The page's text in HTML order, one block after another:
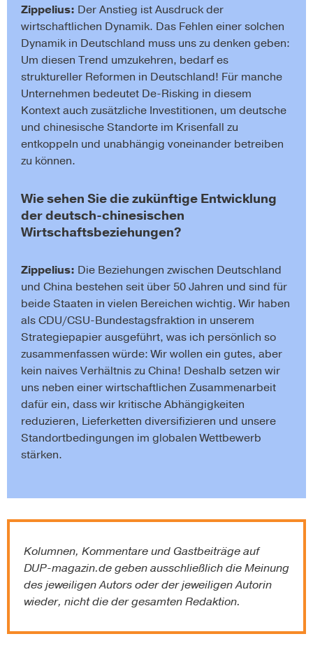
Zippelius: Der Anstieg ist Ausdruck der
wirtschaftlichen Dynamik. Das Fehlen einer solchen
Dynamik in Deutschland muss uns zu denken geben:
Um diesen Trend umzukehren, bedarf es
struktureller Reformen in Deutschland! Für manche
Unternehmen bedeutet De-Risking in diesem
Kontext auch zusätzliche Investitionen, um deutsche
und chinesische Standorte im Krisenfall zu
entkoppeln und unabhängig voneinander betreiben
zu können.
Wie sehen Sie die zukünftige Entwicklung
der deutsch-chinesischen
Wirtschaftsbeziehungen?
Zippelius: Die Beziehungen zwischen Deutschland
und China bestehen seit über 50 Jahren und sind für
beide Staaten in vielen Bereichen wichtig. Wir haben
als CDU/CSU-Bundestagsfraktion in unserem
Strategiepapier ausgeführt, was ich persönlich so
zusammenfassen würde: Wir wollen ein gutes, aber
kein naives Verhältnis zu China! Deshalb setzen wir
uns neben einer wirtschaftlichen Zusammenarbeit
dafür ein, dass wir kritische Abhängigkeiten
reduzieren, Lieferketten diversifizieren und unsere
Standortbedingungen im globalen Wettbewerb
stärken.
Kolumnen, Kommentare und Gastbeiträge auf
DUP-magazin.degeben ausschließlich die Meinung
des jeweiligen Autors oder der jeweiligen Autorin
wieder, nicht die der gesamten Redaktion.